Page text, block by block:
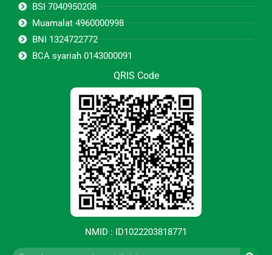
BSI 7040950208
Muamalat 4960000998
BNI 1324722772
BCA syariah 0143000091
QRIS Code
NMID : ID1022203818771